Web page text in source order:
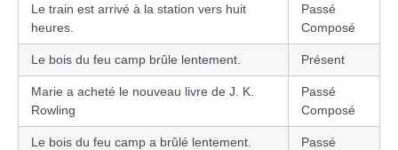
Le train est arrivé à la station vers huit
heures.
Passé
Composé
Le bois du feu camp brûle lentement. Présent
Marie a acheté le nouveau livre de J. K.
Rowling
Passé
Composé
Le bois du feu camp a brûlé lentement.
Passé